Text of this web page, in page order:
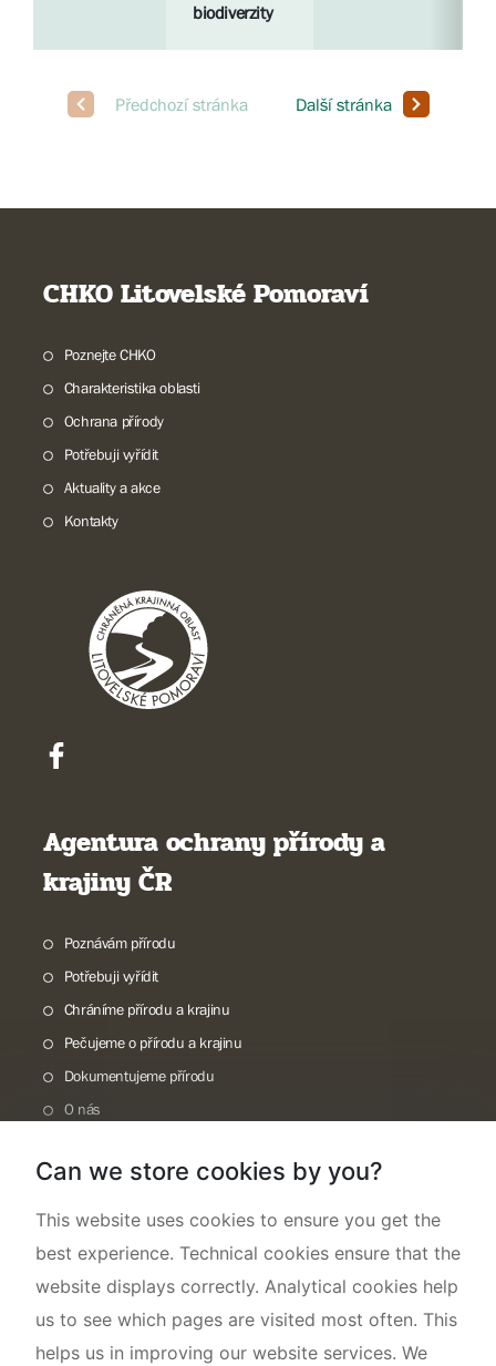
biodiverzity
CHKO Litovelské Pomoraví
Poznejte CHKO
Charakteristika oblasti
Ochrana přírody
Potřebuji vyřídit
Aktuality a akce
Kontakty
Agentura ochrany přírody a
krajiny ČR
Poznávám přírodu
Potřebuji vyřídit
Chráníme přírodu a krajinu
Pečujeme o přírodu a krajinu
Dokumentujeme přírodu
O nás
Can we store cookies by you?
This website uses cookies to ensure you get the
best experience. Technical cookies ensure that the
website displays correctly. Analytical cookies help
us to see which pages are visited most often. This
helps us in improving our website services. We